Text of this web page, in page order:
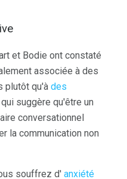
et Bodie ont constaté
associée à des
plutôt qu'à des
suggère qu'être un
conversationnel
la communication non
souffrez d' anxiété